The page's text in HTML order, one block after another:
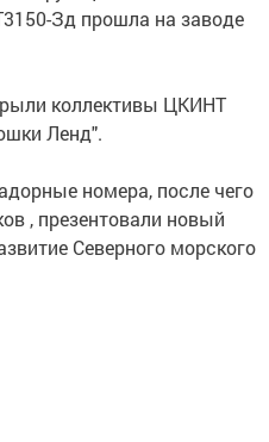
Зд прошла на заводе
коллективы ЦКИНТ
Ленд".
номера, после чего
, презентовали новый
Северного морского